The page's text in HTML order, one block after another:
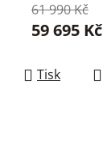
61 990 Kč
59 695 Kč
Tisk